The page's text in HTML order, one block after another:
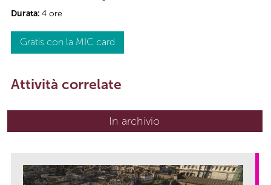
Durata: 4 ore
Gratis con la MIC card
Attività correlate
In archivio